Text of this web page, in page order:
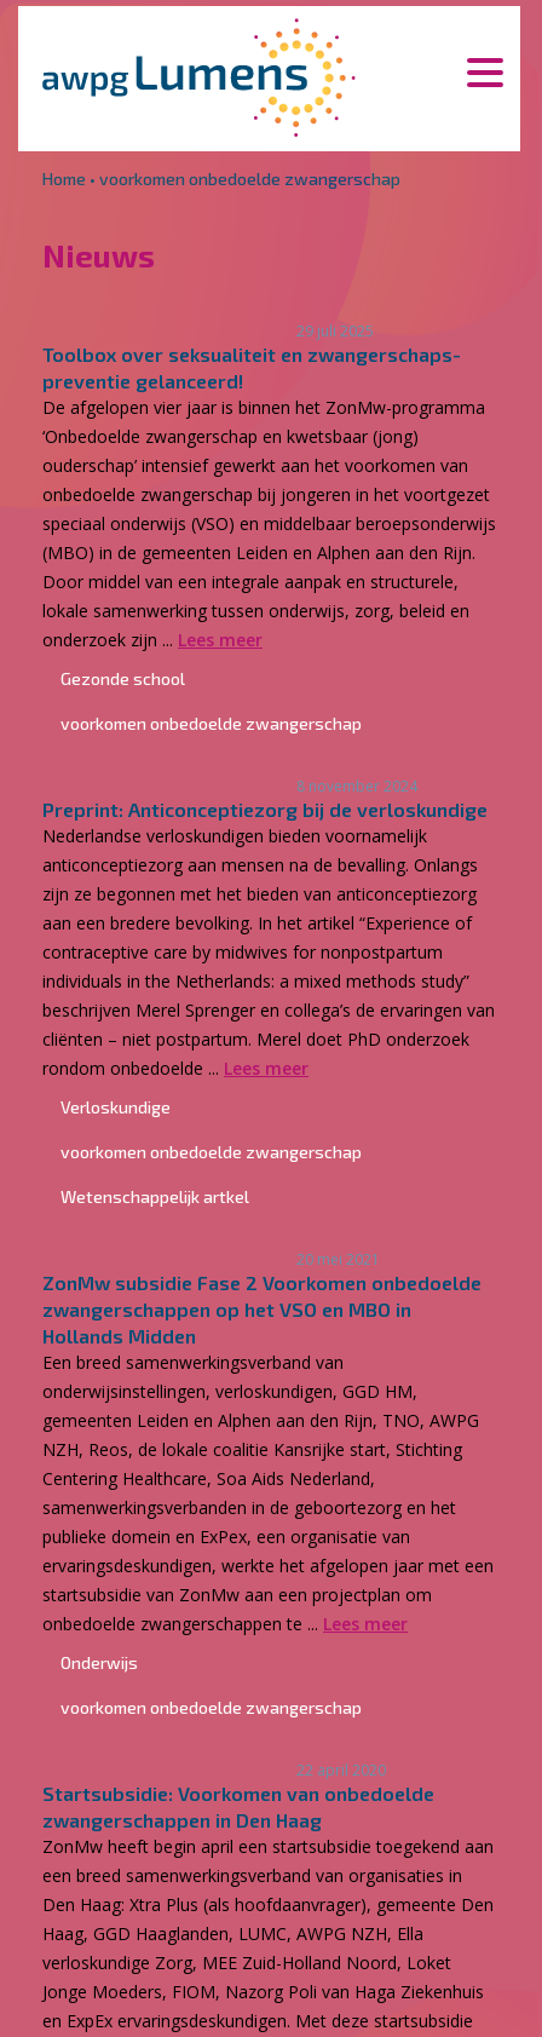
Home • voorkomen onbedoelde zwangerschap
Nieuws
29 juli 2025
Toolbox over seksualiteit en zwangerschaps­
preventie gelanceerd!
De afgelopen vier jaar is binnen het ZonMw-programma
‘Onbedoelde zwangerschap en kwetsbaar (jong)
ouderschap’ intensief gewerkt aan het voorkomen van
onbedoelde zwangerschap bij jongeren in het voortgezet
speciaal onderwijs (VSO) en middelbaar beroepsonderwijs
(MBO) in de gemeenten Leiden en Alphen aan den Rijn.
Door middel van een integrale aanpak en structurele,
lokale samenwerking tussen onderwijs, zorg, beleid en
onderzoek zijn ... Lees meer
Gezonde school
voorkomen onbedoelde zwangerschap
8 november 2024
Preprint: Anticonceptiezorg bij de verloskundige
Nederlandse verloskundigen bieden voornamelijk
anticonceptiezorg aan mensen na de bevalling. Onlangs
zijn ze begonnen met het bieden van anticonceptiezorg
aan een bredere bevolking. In het artikel “Experience of
contraceptive care by midwives for nonpostpartum
individuals in the Netherlands: a mixed methods study”
beschrijven Merel Sprenger en collega’s de ervaringen van
cliënten – niet postpartum. Merel doet PhD onderzoek
rondom onbedoelde ... Lees meer
Verloskundige
voorkomen onbedoelde zwangerschap
Wetenschappelijk artkel
20 mei 2021
ZonMw subsidie Fase 2 Voorkomen onbedoelde
zwangerschappen op het VSO en MBO in
Hollands Midden
Een breed samenwerkingsverband van
onderwijsinstellingen, verloskundigen, GGD HM,
gemeenten Leiden en Alphen aan den Rijn, TNO, AWPG
NZH, Reos, de lokale coalitie Kansrijke start, Stichting
Centering Healthcare, Soa Aids Nederland,
samenwerkingsverbanden in de geboortezorg en het
publieke domein en ExPex, een organisatie van
ervaringsdeskundigen, werkte het afgelopen jaar met een
startsubsidie van ZonMw aan een projectplan om
onbedoelde zwangerschappen te ... Lees meer
Onderwijs
voorkomen onbedoelde zwangerschap
22 april 2020
Startsubsidie: Voorkomen van onbedoelde
zwangerschappen in Den Haag
ZonMw heeft begin april een startsubsidie toegekend aan
een breed samenwerkingsverband van organisaties in
Den Haag: Xtra Plus (als hoofdaanvrager), gemeente Den
Haag, GGD Haaglanden, LUMC, AWPG NZH, Ella
verloskundige Zorg, MEE Zuid-Holland Noord, Loket
Jonge Moeders, FIOM, Nazorg Poli van Haga Ziekenhuis
en ExpEx ervaringsdeskundigen. Met deze startsubsidie